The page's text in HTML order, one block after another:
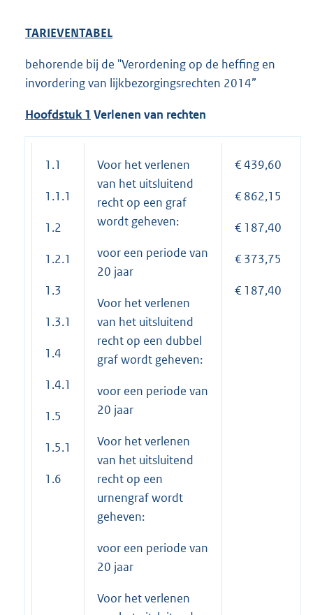
TARIEVENTABEL
behorende bij de "Verordening op de heffing en
invordering van lijkbezorgingsrechten 2014”
Hoofdstuk 1 Verlenen van rechten
1.1
1.1.1
1.2
1.2.1
1.3
1.3.1
1.4
1.4.1
1.5
1.5.1
1.6
Voor het verlenen
van het uitsluitend
recht op een graf
wordt geheven:
voor een periode van
20 jaar
Voor het verlenen
van het uitsluitend
recht op een dubbel
graf wordt geheven:
voor een periode van
20 jaar
Voor het verlenen
van het uitsluitend
recht op een
urnengraf wordt
geheven:
voor een periode van
20 jaar
Voor het verlenen
€ 439,60
€ 862,15
€ 187,40
€ 373,75
€ 187,40